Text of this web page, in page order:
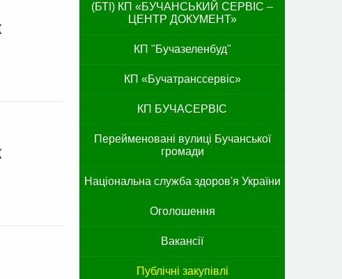
(БТІ) КП «БУЧАНСЬКИЙ СЕРВІС –
ЦЕНТР ДОКУМЕНТ»
КП "Бучазеленбуд"
КП «Бучатранссервіс»
КП БУЧАСЕРВІС
Перейменовані вулиці Бучанської
громади
Національна служба здоров'я України
Оголошення
Вакансії
Публічні закупівлі